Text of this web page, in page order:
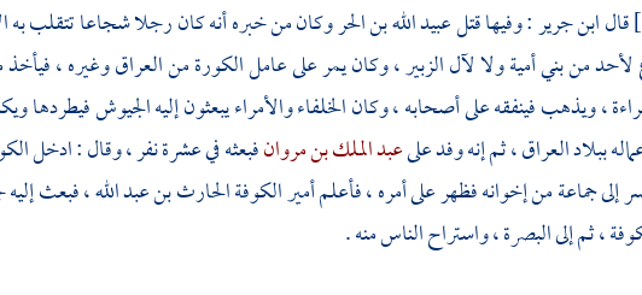
قالابن جرير: وفيها قتلعبيد الله بن الحروكان من خبره أنه كان رجلا شجاعا تتقلب به
لأحد منبني أميةولالآل الزبير، وكان يمر على عاملالكورةمنالعراقوغيره ،
، ويذهب فينفقه على أصحابه ، وكان الخلفاء والأمراء يبعثون إليه الجيوش
ببلادالعراق ،ثم إنه وفد علىعبد الملك بن مروانفبعثه في عشرة نفر ، وقال : ادخل
إلى جماعة من إخوانه فظهر على أمره ، فأعلم أميرالكوفةالحارث بن عبد الله، فبعث
، ثم إلىالبصرة، واستراح الناس منه .